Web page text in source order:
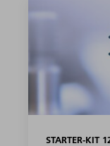
STARTER-KIT